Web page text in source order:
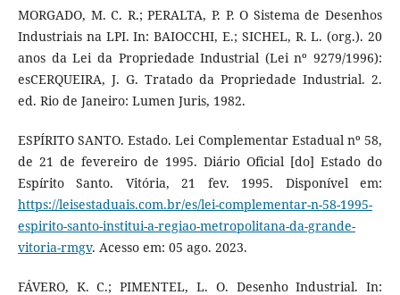
MORGADO, M. C. R.; PERALTA, P. P. O Sistema de Desenhos
Industriais na LPI. In: BAIOCCHI, E.; SICHEL, R. L. (org.). 20
anos da Lei da Propriedade Industrial (Lei nº 9279/1996):
esCERQUEIRA, J. G. Tratado da Propriedade Industrial. 2.
ed. Rio de Janeiro: Lumen Juris, 1982.
ESPÍRITO SANTO. Estado. Lei Complementar Estadual nº 58,
de 21 de fevereiro de 1995. Diário Oficial [do] Estado do
Espírito Santo. Vitória, 21 fev. 1995. Disponível em:
https://leisestaduais.com.br/es/lei-complementar-n-58-1995-
espirito-santo-institui-a-regiao-metropolitana-da-grande-
vitoria-rmgv. Acesso em: 05 ago. 2023.
FÁVERO, K. C.; PIMENTEL, L. O. Desenho Industrial. In: